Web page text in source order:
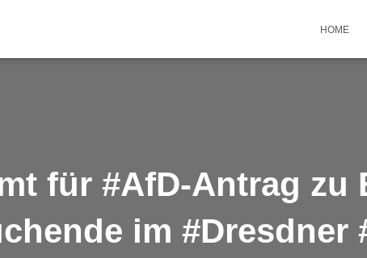
HOME
für #AfD-Antrag zu
im #Dresdner